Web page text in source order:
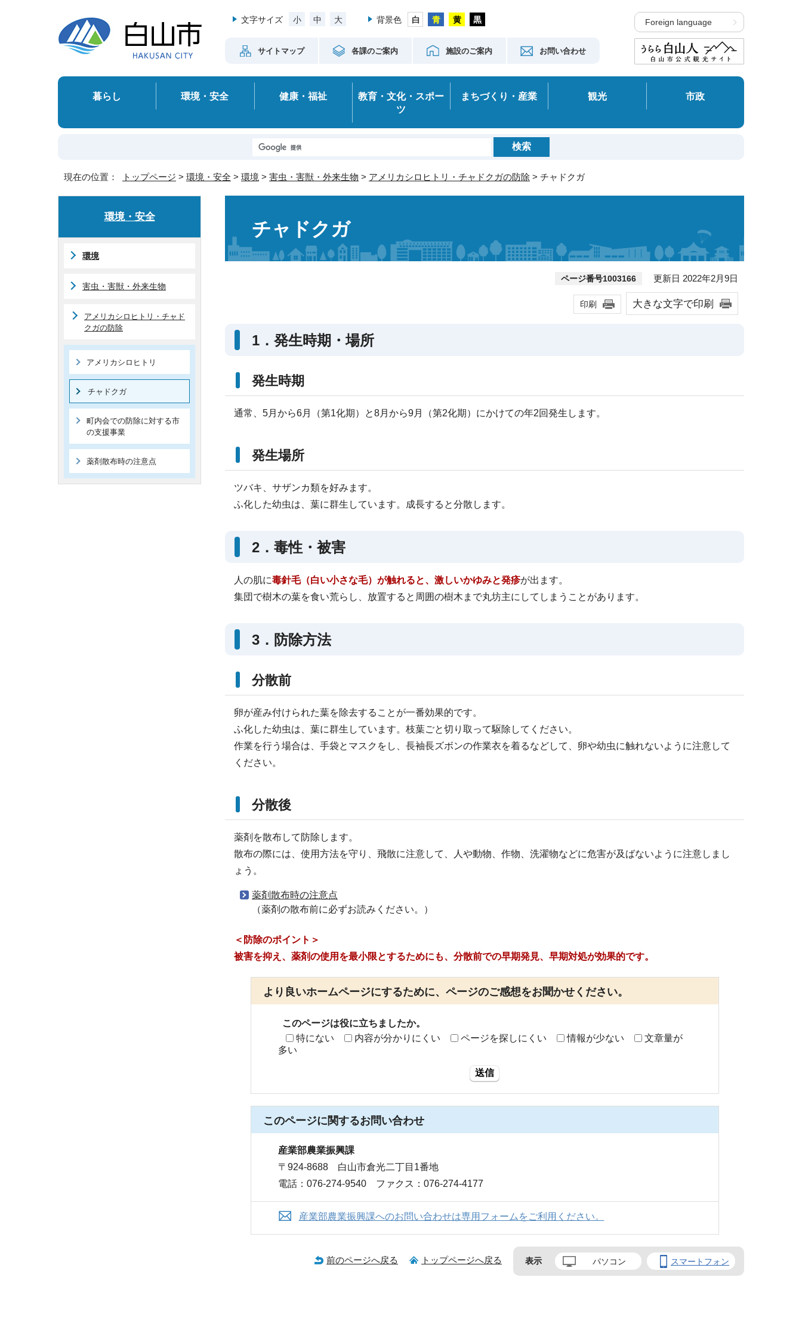
文字サイズ 小 中 大 背景色
サイトマップ 各課のご案内 施設のご案内 お問い合わせ
Foreign language
暮らし 環境・安全 健康・福祉
教育・文化・スポー
ツ
まちづくり・産業 観光 市政
現在の位置： トップページ > 環境・安全 > 環境 > 害虫・害獣・外来生物 > アメリカシロヒトリ・チャドクガの防除 > チャドクガ
チャドクガ
ページ番号1003166 更新日 2022年2月9日
印刷 大きな文字で印刷
1．発生時期・場所
発生時期
通常、5月から6月（第1化期）と8月から9月（第2化期）にかけての年2回発生します。
発生場所
ツバキ、サザンカ類を好みます。
ふ化した幼虫は、葉に群生しています。成長すると分散します。
2．毒性・被害
人の肌に毒針毛（白い小さな毛）が触れると、激しいかゆみと発疹が出ます。
集団で樹木の葉を食い荒らし、放置すると周囲の樹木まで丸坊主にしてしまうことがあります。
3．防除方法
分散前
卵が産み付けられた葉を除去することが一番効果的です。
ふ化した幼虫は、葉に群生しています。枝葉ごと切り取って駆除してください。
作業を行う場合は、手袋とマスクをし、長袖長ズボンの作業衣を着るなどして、卵や幼虫に触れないように注意して
ください。
分散後
薬剤を散布して防除します。
散布の際には、使用方法を守り、飛散に注意して、人や動物、作物、洗濯物などに危害が及ばないように注意しまし
ょう。
薬剤散布時の注意点
（薬剤の散布前に必ずお読みください。）
＜防除のポイント＞
被害を抑え、薬剤の使用を最小限とするためにも、分散前での早期発見、早期対処が効果的です。
より良いホームページにするために、ページのご感想をお聞かせください。
このページは役に立ちましたか。
特にない
内容が分かりにくい ページを探しにくい 情報が少ない
文章量が
多い
送信
このページに関するお問い合わせ
産業部農業振興課
〒924-8688 白山市倉光二丁目1番地
電話：076-274-9540 ファクス：076-274-4177
産業部農業振興課へのお問い合わせは専用フォームをご利用ください。
環境・安全
環境
害虫・害獣・外来生物
アメリカシロヒトリ・チャド
クガの防除
アメリカシロヒトリ
チャドクガ
町内会での防除に対する市
の支援事業
薬剤散布時の注意点
前のページへ戻る トップページへ戻る 表示 パソコン スマートフォン